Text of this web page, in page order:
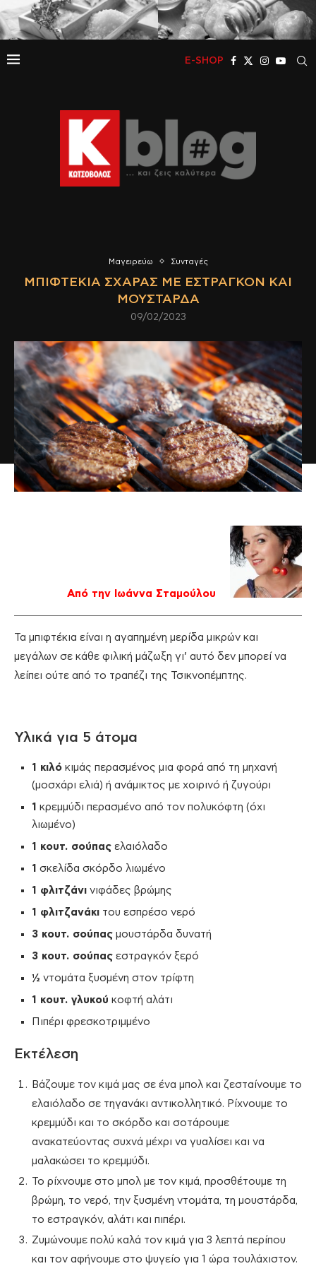
E-SHOP
Μαγειρεύω Συνταγές
ΜΠΙΦΤΈΚΙΑ ΣΧΆΡΑΣ ΜΕ ΕΣΤΡΑΓΚΌΝ ΚΑΙ
ΜΟΥΣΤΆΡΔΑ
09/02/2023
Από την Ιωάννα Σταμούλου
Τα μπιφτέκια είναι η αγαπημένη μερίδα μικρών και
μεγάλων σε κάθε φιλική μάζωξη γι’ αυτό δεν μπορεί να
λείπει ούτε από το τραπέζι της Τσικνοπέμπτης.
Υλικά για 5 άτομα
1 κιλό κιμάς περασμένος μια φορά από τη μηχανή
(μοσχάρι ελιά) ή ανάμικτος με χοιρινό ή ζυγούρι
1 κρεμμύδι περασμένο από τον πολυκόφτη (όχι
λιωμένο)
1 κουτ. σούπας ελαιόλαδο
1 σκελίδα σκόρδο λιωμένο
1 φλιτζάνι νιφάδες βρώμης
1 φλιτζανάκι του εσπρέσο νερό
3 κουτ. σούπας μουστάρδα δυνατή
3 κουτ. σούπας εστραγκόν ξερό
½ ντομάτα ξυσμένη στον τρίφτη
1 κουτ. γλυκού κοφτή αλάτι
Πιπέρι φρεσκοτριμμένο
Εκτέλεση
Βάζουμε τον κιμά μας σε ένα μπολ και ζεσταίνουμε το
ελαιόλαδο σε τηγανάκι αντικολλητικό. Ρίχνουμε το
κρεμμύδι και το σκόρδο και σοτάρουμε
ανακατεύοντας συχνά μέχρι να γυαλίσει και να
μαλακώσει το κρεμμύδι.
Το ρίχνουμε στο μπολ με τον κιμά, προσθέτουμε τη
βρώμη, το νερό, την ξυσμένη ντομάτα, τη μουστάρδα,
το εστραγκόν, αλάτι και πιπέρι.
Ζυμώνουμε πολύ καλά τον κιμά για 3 λεπτά περίπου
και τον αφήνουμε στο ψυγείο για 1 ώρα τουλάχιστον.